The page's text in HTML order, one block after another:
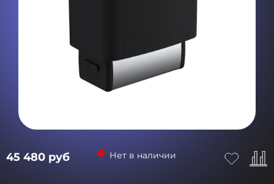
45 480 руб Нет в наличии